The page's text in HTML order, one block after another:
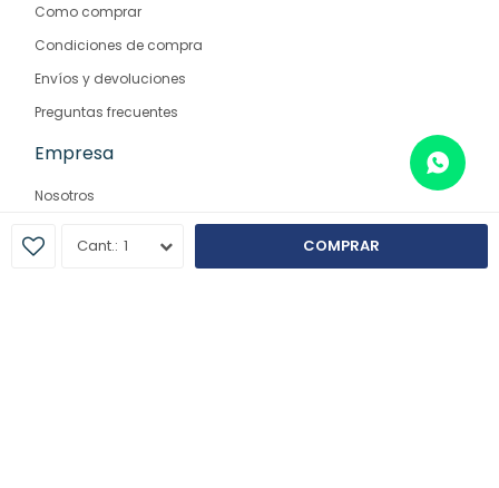
1 COMPRAR
Como comprar
Condiciones de compra
Envíos y devoluciones
Preguntas frecuentes
Empresa
Nosotros